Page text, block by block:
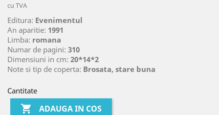
cu TVA
Editura: Evenimentul
An aparitie: 1991
Limba: romana
Numar de pagini: 310
Dimensiuni in cm: 20*14*2
Note si tip de coperta: Brosata, stare buna
Cantitate
 ADAUGA IN COS